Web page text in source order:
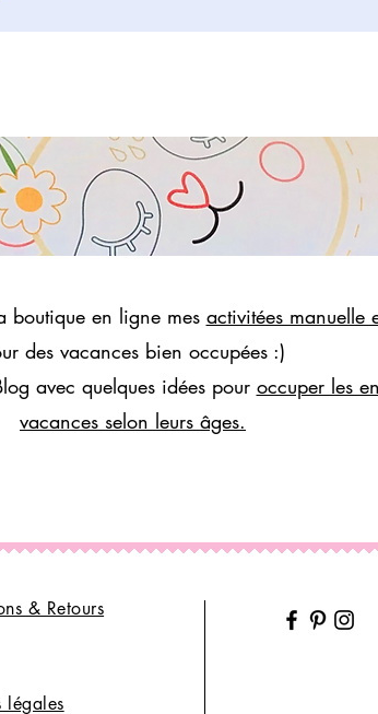
boutique en ligne mes activitées manuelle
des vacances bien occupées :)
avec quelques idées pour occuper les
vacances selon leurs âges.
& Retours
légales